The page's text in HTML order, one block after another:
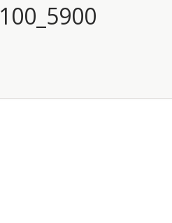
100_5900